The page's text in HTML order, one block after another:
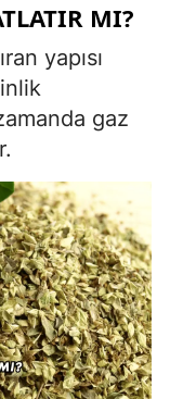
MI?
yapısı
gaz